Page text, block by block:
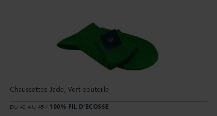
Chaussettes Jade, Vert bouteille
DU 40 AU 45 / 100% FIL D’ECOSSE